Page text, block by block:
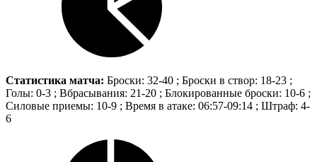
Статистика матча: Броски: 32-40 ; Броски в створ: 18-23 ;
Голы: 0-3 ; Вбрасывания: 21-20 ; Блокированные броски: 10-6 ;
Силовые приемы: 10-9 ; Время в атаке: 06:57-09:14 ; Штраф: 4-
6